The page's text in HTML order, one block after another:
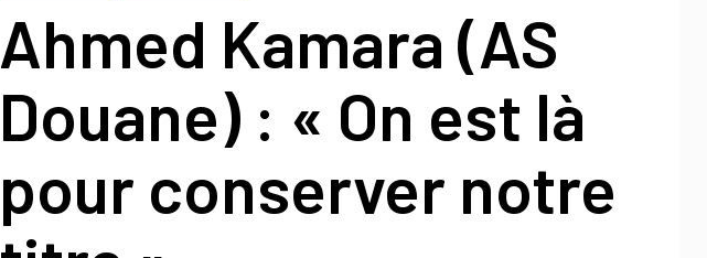
Ahmed Kamara (AS
Douane) : « On est là
pour conserver notre